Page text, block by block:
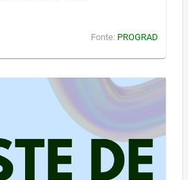
Fonte: PROGRAD